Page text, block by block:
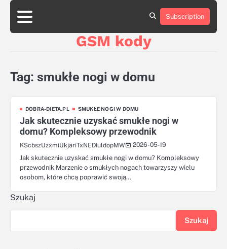
Skip
content
aluminumboatplans.com
dobra-
plywoodboatplans.com
ujednoznaczniające
aluminumboatplans.com
dobra-
plywoodboatplans.com
ujednoznaczniające
Kontakt
Kontakt
Subscription
GSM kody
Tag: smukłe nogi w domu
DOBRA-DIETA.PL SMUKŁE NOGI W DOMU
Jak skutecznie uzyskać smukłe nogi w
domu? Kompleksowy przewodnik
KScbszUzxmiUkjariTxNEDIuldopMW
2026-05-19
Jak skutecznie uzyskać smukłe nogi w domu? Kompleksowy
przewodnik Marzenie o smukłych nogach towarzyszy wielu
osobom, które chcą poprawić swoją…
Szukaj
Szukaj